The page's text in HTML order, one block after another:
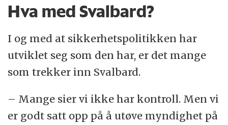
Hva med Svalbard?
I og med at sikkerhetspolitikken har
utviklet seg som den har, er det mange
som trekker inn Svalbard.
– Mange sier vi ikke har kontroll. Men vi
er godt satt opp på å utøve myndighet på